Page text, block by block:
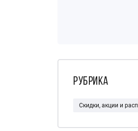
Рубрика
Скидки, акции и